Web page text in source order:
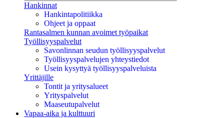
Hankinnat
Hankintapolitiikka
Ohjeet ja oppaat
Rantasalmen kunnan avoimet työpaikat
Työllisyyspalvelut
Savonlinnan seudun työllisyyspalvelut
Työllisyyspalvelujen yhteystiedot
Usein kysyttyä työllisyyspalveluista
Yrittäjille
Tontit ja yritysalueet
Yrityspalvelut
Maaseutupalvelut
Vapaa-aika ja kulttuuri